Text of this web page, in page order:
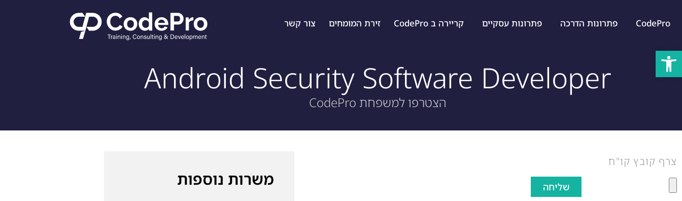
פתח סרגל נגישות
CodePro פתרונות הדרכה פתרונות עסקיים קריירה ב CodePro זירת המומחים צור קשר
Android Security Software Developer
הצטרפו למשפחת CodePro
צרף קובץ קו"ח
שליחה משרות נוספות